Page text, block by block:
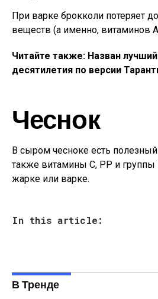
При варке брокколи потеряет
веществ (а именно, витаминов
Читайте также: Назван
десятилетия по версии
Чеснок
В сыром чесноке есть
также витамины С, PP и группы
жарке или варке.
In this article:
В Тренде